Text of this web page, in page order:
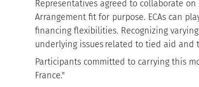
Representatives agreed to collaborate
Arrangement fit for purpose. ECAs can
financing flexibilities. Recognizing
underlying issues related to tied aid
Participants committed to carrying this
France."